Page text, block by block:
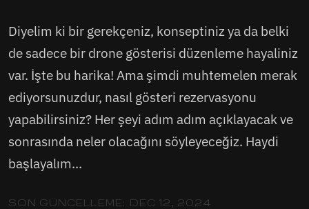
Diyelim ki bir gerekçeniz, konseptiniz ya da belki
de sadece bir drone gösterisi düzenleme hayaliniz
var. İşte bu harika! Ama şimdi muhtemelen merak
ediyorsunuzdur, nasıl gösteri rezervasyonu
yapabilirsiniz? Her şeyi adım adım açıklayacak ve
sonrasında neler olacağını söyleyeceğiz. Haydi
başlayalım...
SON GÜNCELLEME: DEC 12, 2024